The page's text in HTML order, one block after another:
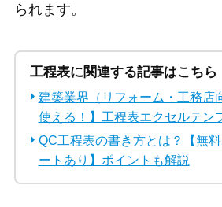
られます。
工程表に関連する記事はこちら
建築業界（リフォーム・工務店
使える！】工程表エクセルテン
QC工程表の書き方とは？【無
ートあり】ポイントも解説